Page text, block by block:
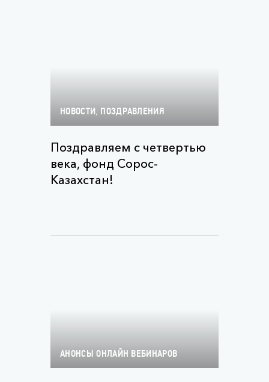
НОВОСТИ, ПОЗДРАВЛЕНИЯ
Поздравляем с четвертью
века, фонд Сорос-
Казахстан!
АНОНСЫ ОНЛАЙН ВЕБИНАРОВ